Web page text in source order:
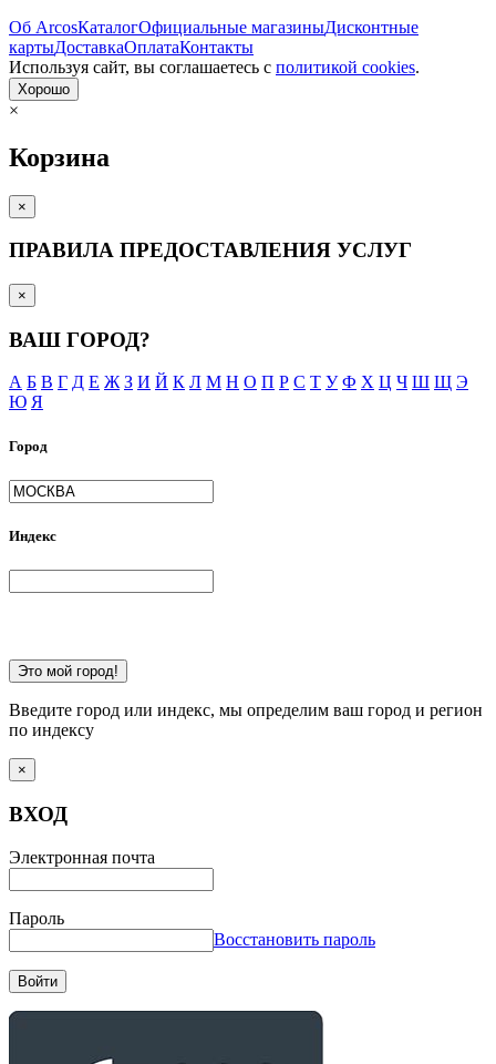
Об ArcosКаталогОфициальные магазиныДисконтные
картыДоставкаОплатаКонтакты
Используя сайт, вы согла­шаетесь с политикой cookies.
Хорошо
×
Корзина
×
ПРАВИЛА ПРЕДОСТАВЛЕНИЯ УСЛУГ
×
ВАШ ГОРОД?
А Б В Г Д Е Ж З И Й К Л М Н О П Р С Т У Ф Х Ц Ч Ш Щ Э
Ю Я
Город
Индекс
Это мой город!
Введите город или индекс, мы определим ваш город и регион
по индексу
×
ВХОД
Электронная почта
Пароль
Восстановить пароль
Войти